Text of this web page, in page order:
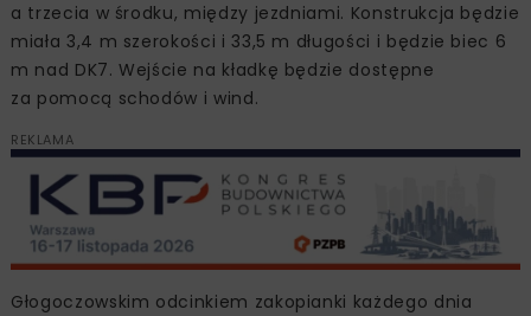
a trzecia w środku, między jezdniami. Konstrukcja będzie
miała 3,4 m szerokości i 33,5 m długości i będzie biec 6
m nad DK7. Wejście na kładkę będzie dostępne
za pomocą schodów i wind.
REKLAMA
Głogoczowskim odcinkiem zakopianki każdego dnia